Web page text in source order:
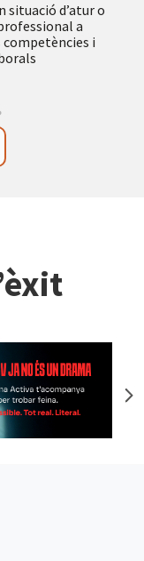
situació d’atur o
a
i